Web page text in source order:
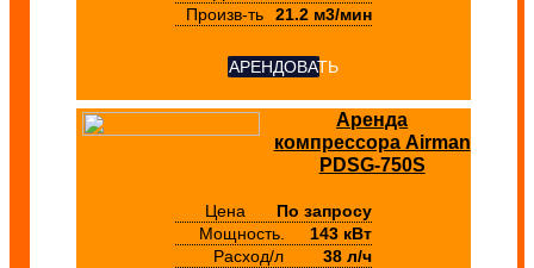
Произв-ть
21.2 м3/мин
АРЕНДОВАТЬ
Аренда
компрессора Airman
PDSG-750S
Цена
По запросу
Мощность.
143 кВт
Расход/л
38 л/ч